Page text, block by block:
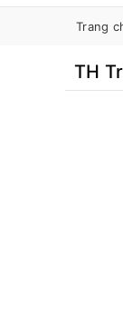
Trang
TH